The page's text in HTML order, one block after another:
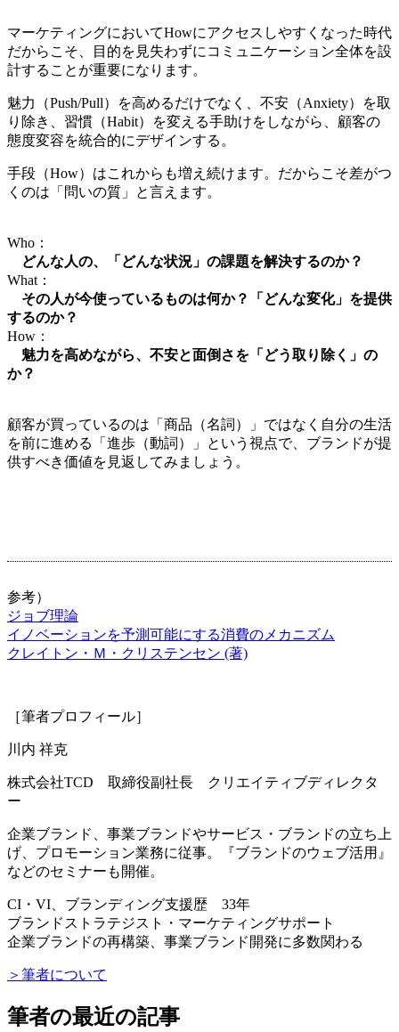
マーケティングにおいてHowにアクセスしやすくなった時代
だからこそ、目的を見失わずにコミュニケーション全体を設
計することが重要になります。
魅力（Push/Pull）を高めるだけでなく、不安（Anxiety）を取
り除き、習慣（Habit）を変える手助けをしながら、顧客の
態度変容を統合的にデザインする。
手段（How）はこれからも増え続けます。だからこそ差がつ
くのは「問いの質」と言えます。
Who：
どんな人の、「どんな状況」の課題を解決するのか？
What：
その人が今使っているものは何か？「どんな変化」を提供
するのか？
How：
魅力を高めながら、不安と面倒さを「どう取り除く」の
か？
顧客が買っているのは「商品（名詞）」ではなく自分の生活
を前に進める「進歩（動詞）」という視点で、ブランドが提
供すべき価値を見返してみましょう。
参考）
ジョブ理論
イノベーションを予測可能にする消費のメカニズム
クレイトン・Ｍ・クリステンセン (著)
［筆者プロフィール］
川内 祥克
株式会社TCD 取締役副社長 クリエイティブディレクタ
ー
企業ブランド、事業ブランドやサービス・ブランドの立ち上
げ、プロモーション業務に従事。『ブランドのウェブ活用』
などのセミナーも開催。
CI・VI、ブランディング支援歴 33年
ブランドストラテジスト・マーケティングサポート
企業ブランドの再構築、事業ブランド開発に多数関わる
＞筆者について
筆者の最近の記事